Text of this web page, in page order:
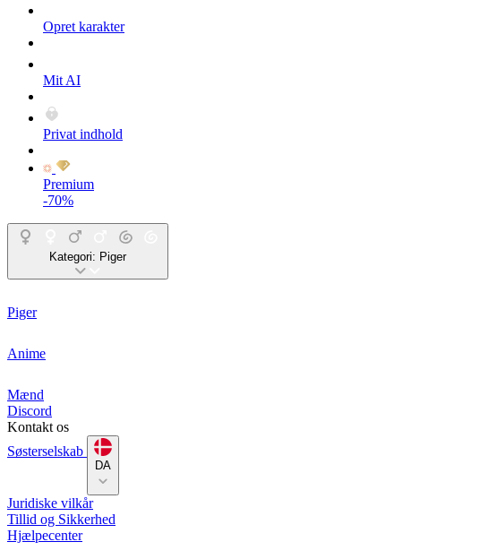
Opret karakter
Mit AI
Privat indhold
Premium
-70%
Kategori: Piger
Piger
Anime
Mænd
Discord
Kontakt os
Søsterselskab
DA
Juridiske vilkår
Tillid og Sikkerhed
Hjælpecenter